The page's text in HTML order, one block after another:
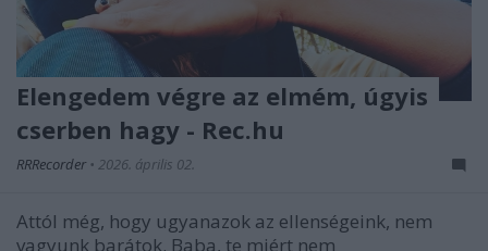
Elengedem végre az elmém, úgyis
cserben hagy - Rec.hu
RRRecorder • 2026. április 02.
Attól még, hogy ugyanazok az ellenségeink, nem
vagyunk barátok. Baba, te miért nem